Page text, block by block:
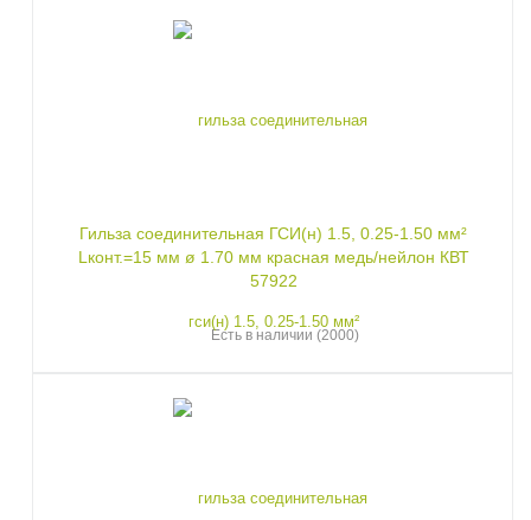
Гильза соединительная ГСИ(н) 1.5, 0.25-1.50 мм²
Lконт.=15 мм ø 1.70 мм красная медь/нейлон КВТ
57922
Есть в наличии (2000)